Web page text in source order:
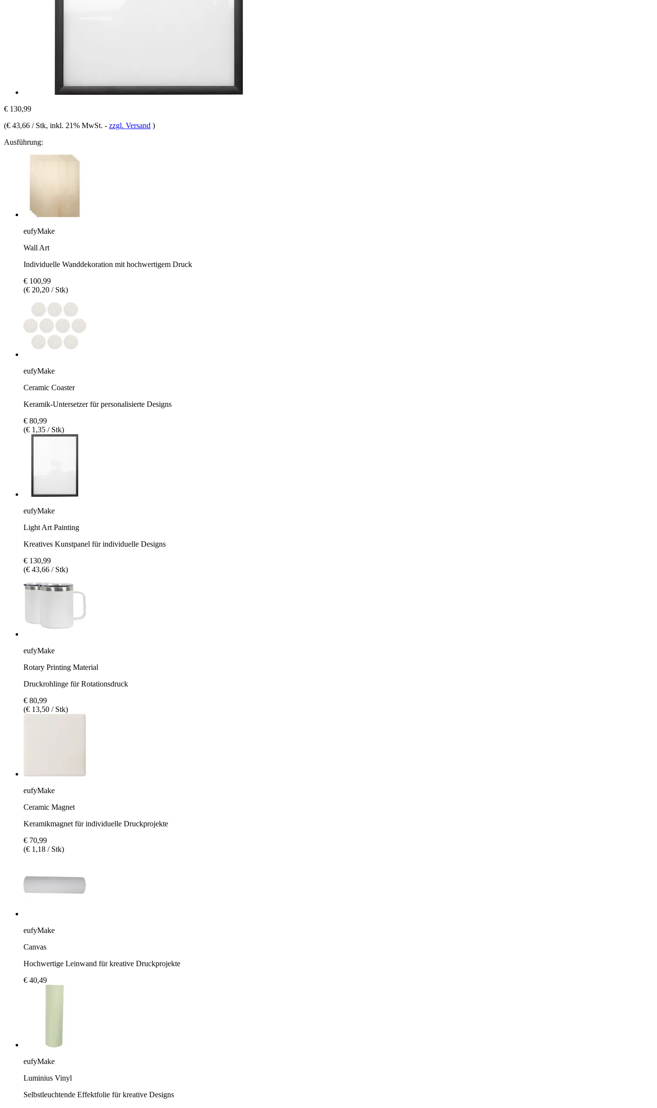
€ 130,99
(€ 43,66 / Stk, inkl. 21% MwSt. - zzgl. Versand )
Ausführung:
eufyMake
Wall Art
Individuelle Wanddekoration mit hochwertigem Druck
€ 100,99
(€ 20,20 / Stk)
eufyMake
Ceramic Coaster
Keramik-Untersetzer für personalisierte Designs
€ 80,99
(€ 1,35 / Stk)
eufyMake
Light Art Painting
Kreatives Kunstpanel für individuelle Designs
€ 130,99
(€ 43,66 / Stk)
eufyMake
Rotary Printing Material
Druckrohlinge für Rotationsdruck
€ 80,99
(€ 13,50 / Stk)
eufyMake
Ceramic Magnet
Keramikmagnet für individuelle Druckprojekte
€ 70,99
(€ 1,18 / Stk)
eufyMake
Canvas
Hochwertige Leinwand für kreative Druckprojekte
€ 40,49
eufyMake
Luminius Vinyl
Selbstleuchtende Effektfolie für kreative Designs